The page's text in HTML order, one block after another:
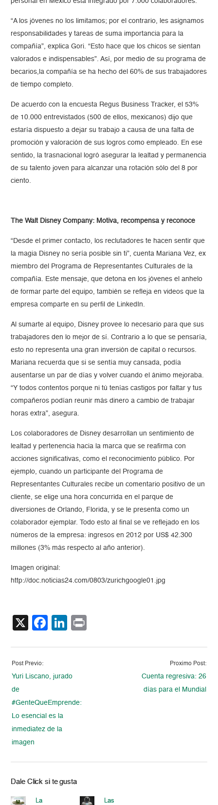
“A los jóvenes no los limitamos; por el contrario, les asignamos
responsabilidades y tareas de suma importancia para la
compañía”, explica Gori. “Esto hace que los chicos se sientan
valorados e indispensables”. Así, por medio de su programa de
becarios,la compañía se ha hecho del 60% de sus trabajadores
de tiempo completo.
De acuerdo con la encuesta Regus Business Tracker, el 53%
de 10.000 entrevistados (500 de ellos, mexicanos) dijo que
estaría dispuesto a dejar su trabajo a causa de una falta de
promoción y valoración de sus logros como empleado. En ese
sentido, la trasnacional logró asegurar la lealtad y permanencia
de su talento joven para alcanzar una rotación sólo del 8 por
ciento.
The Walt Disney Company: Motiva, recompensa y reconoce
“Desde el primer contacto, los reclutadores te hacen sentir que
la magia Disney no sería posible sin ti”, cuenta Mariana Vez, ex
miembro del Programa de Representantes Culturales de la
compañía. Este mensaje, que detona en los jóvenes el anhelo
de formar parte del equipo, también se refleja en videos que la
empresa comparte en su perfil de LinkedIn.
Al sumarte al equipo, Disney provee lo necesario para que sus
trabajadores den lo mejor de sí. Contrario a lo que se pensaría,
esto no representa una gran inversión de capital o recursos.
Mariana recuerda que si se sentía muy cansada, podía
ausentarse un par de días y volver cuando el ánimo mejoraba.
“Y todos contentos porque ni tú tenías castigos por faltar y tus
compañeros podían reunir más dinero a cambio de trabajar
horas extra”, asegura.
Los colaboradores de Disney desarrollan un sentimiento de
lealtad y pertenencia hacia la marca que se reafirma con
acciones significativas, como el reconocimiento público. Por
ejemplo, cuando un participante del Programa de
Representantes Culturales recibe un comentario positivo de un
cliente, se elige una hora concurrida en el parque de
diversiones de Orlando, Florida, y se le presenta como un
colaborador ejemplar. Todo esto al final se ve reflejado en los
números de la empresa: ingresos en 2012 por US$ 42.300
millones (3% más respecto al año anterior).
Imagen original:
http://doc.noticias24.com/0803/zurichgoogle01.jpg
X Facebook
LinkedIn
Post Previo:
Yuri Liscano, jurado
de
#GenteQueEmprende:
Lo esencial es la
inmediatez de la
imagen
Proximo Post:
Cuenta regresiva: 26
días para el Mundial
Dale Click si te gusta
La
Las